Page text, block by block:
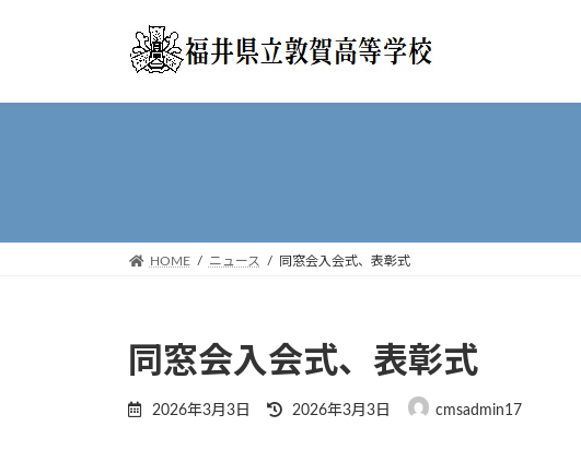
HOME ニュース 同窓会入会式、表彰式
同窓会入会式、表彰式
2026年3月3日
最
2026年3月3日 cmsadmin17